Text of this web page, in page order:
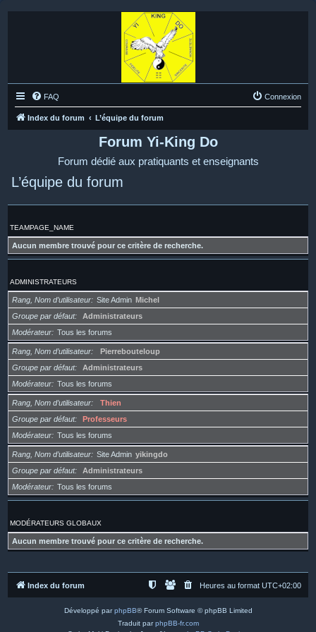
FAQ Connexion
Index du forum L’équipe du forum
Forum Yi-King Do
Forum dédié aux pratiquants et enseignants
L’équipe du forum
TEAMPAGE_NAME
Aucun membre trouvé pour ce critère de recherche.
ADMINISTRATEURS
Rang, Nom d’utilisateur Site Admin Michel
Groupe par défaut
Administrateurs
Modérateur
Tous les forums
Rang, Nom d’utilisateur
Pierrebouteloup
Groupe par défaut
Administrateurs
Modérateur
Tous les forums
Rang, Nom d’utilisateur
Thien
Groupe par défaut
Professeurs
Modérateur
Tous les forums
Rang, Nom d’utilisateur Site Admin yikingdo
Groupe par défaut
Administrateurs
Modérateur
Tous les forums
MODÉRATEURS GLOBAUX
Aucun membre trouvé pour ce critère de recherche.
Index du forum Heures au format UTC+02:00
Développé parphpBB® Forum Software © phpBB Limited
Traduit parphpBB-fr.com